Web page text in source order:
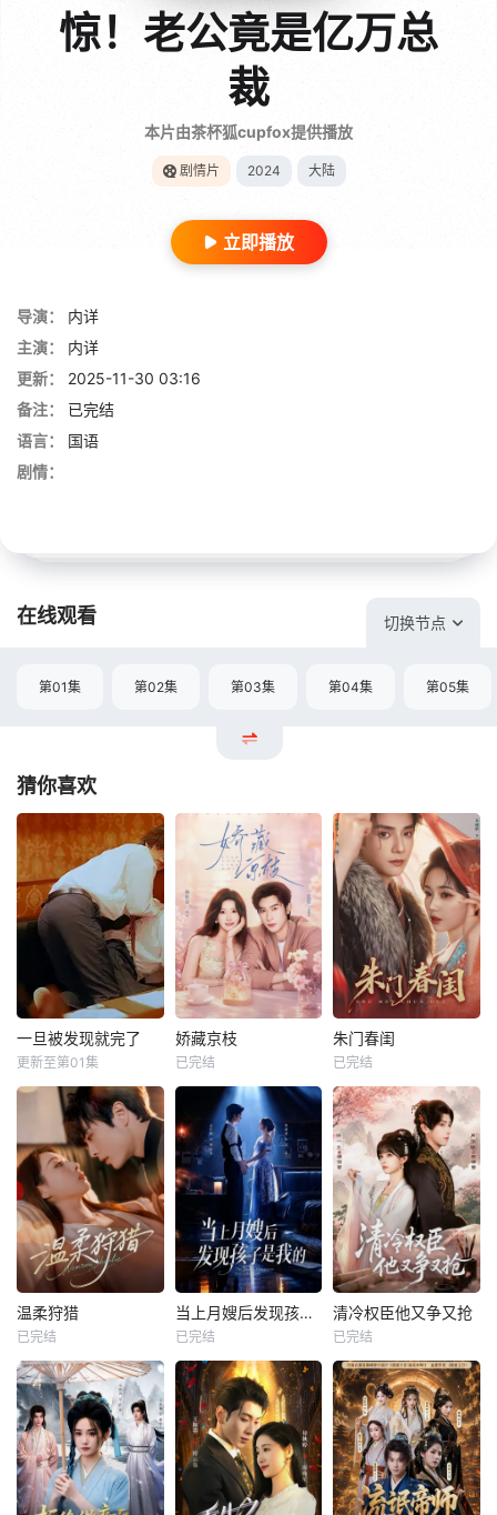
惊！老公竟是亿万总
裁
本片由茶杯狐cupfox提供播放
剧情片 2024 大陆
立即播放
导演：
内详
主演：
内详
更新：
2025-11-30 03:16
备注：
已完结
语言：
国语
剧情：
在线观看 切换节点
第01集 第02集 第03集 第04集 第05集
猜你喜欢
一旦被发现就完了
更新至第01集
娇藏京枝
已完结
朱门春闺
已完结
温柔狩猎
已完结
当上月嫂后发现孩子是我的
已完结
清冷权臣他又争又抢
已完结